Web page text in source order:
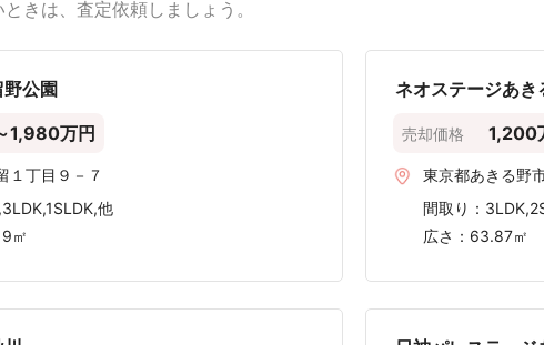
格の参考になる要素は、「専有面積」「間取り」「築年数」「駅徒
ョン売却事例から、売却価格帯を専有面積の広さや駅からの距離